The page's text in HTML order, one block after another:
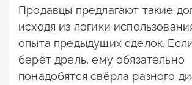
Продавцы предлагают такие
исходя из логики
опыта предыдущих сделок.
берёт дрель, ему обязательно
понадобятся свёрла разного